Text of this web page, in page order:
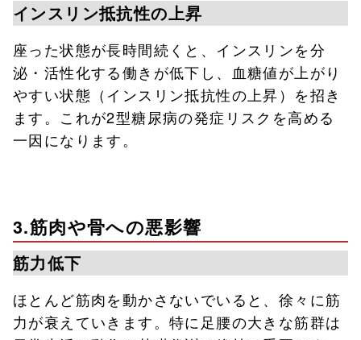
インスリン抵抗性の上昇
座った状態が長時間続くと、インスリンを分
泌・活性化する働きが低下し、血糖値が上がり
やすい状態（インスリン抵抗性の上昇）を招き
ます。これが2型糖尿病の発症リスクを高める
一因になります。
3.筋肉や骨への悪影響
筋力低下
ほとんど筋肉を動かさないでいると、徐々に筋
力が衰えていきます。特に足腰の大きな筋群は